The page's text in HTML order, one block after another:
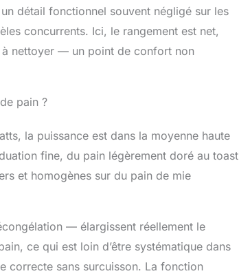
détail fonctionnel souvent négligé sur les
concurrents. Ici, le rangement est net,
à nettoyer — un point de confort non
pain ?
la puissance est dans la moyenne haute
fine, du pain légèrement doré au toast
et homogènes sur du pain de mie
— élargissent réellement le
ce qui est loin d’être systématique dans
correcte sans surcuisson. La fonction